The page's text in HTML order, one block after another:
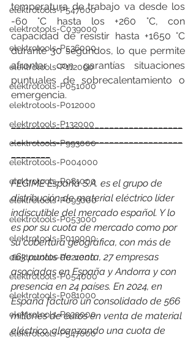
elektrotools-P547000
elektrotools-C039000
elektrotools-P536000
elektrotools-P112000
elektrotools-P051000
elektrotools-P012000
elektrotools-P132000
elektrotools-P993000
elektrotools-P004000
elektrotools-P081000
elektrotools-P093000
elektrotools-P053000
elektrotools-P019000
elektrotools-P021000
elektrotools-P054000
elektrotools-P081000
elektrotools-P929000
elektrotools-P547000
temperatura de trabajo va desde los
-60 °C hasta los +260 °C, con
capacidad de resistir hasta +1650 °C
durante 30 segundos, lo que permite
afrontar con garantías situaciones
puntuales de sobrecalentamiento o
emergencia.
___________________________________
___________________________________
FEGIME España S.A. es el grupo de
distribución de material eléctrico líder
indiscutible del mercado español. Y lo
es por su cuota de mercado como por
su cobertura geográfica, con más de
163 puntos de venta, 27 empresas
asociadas en España y Andorra y con
presencia en 24 países. En 2024, en
España facturó un consolidado de 566
millones de euros en venta de material
eléctrico, alcanzando una cuota de